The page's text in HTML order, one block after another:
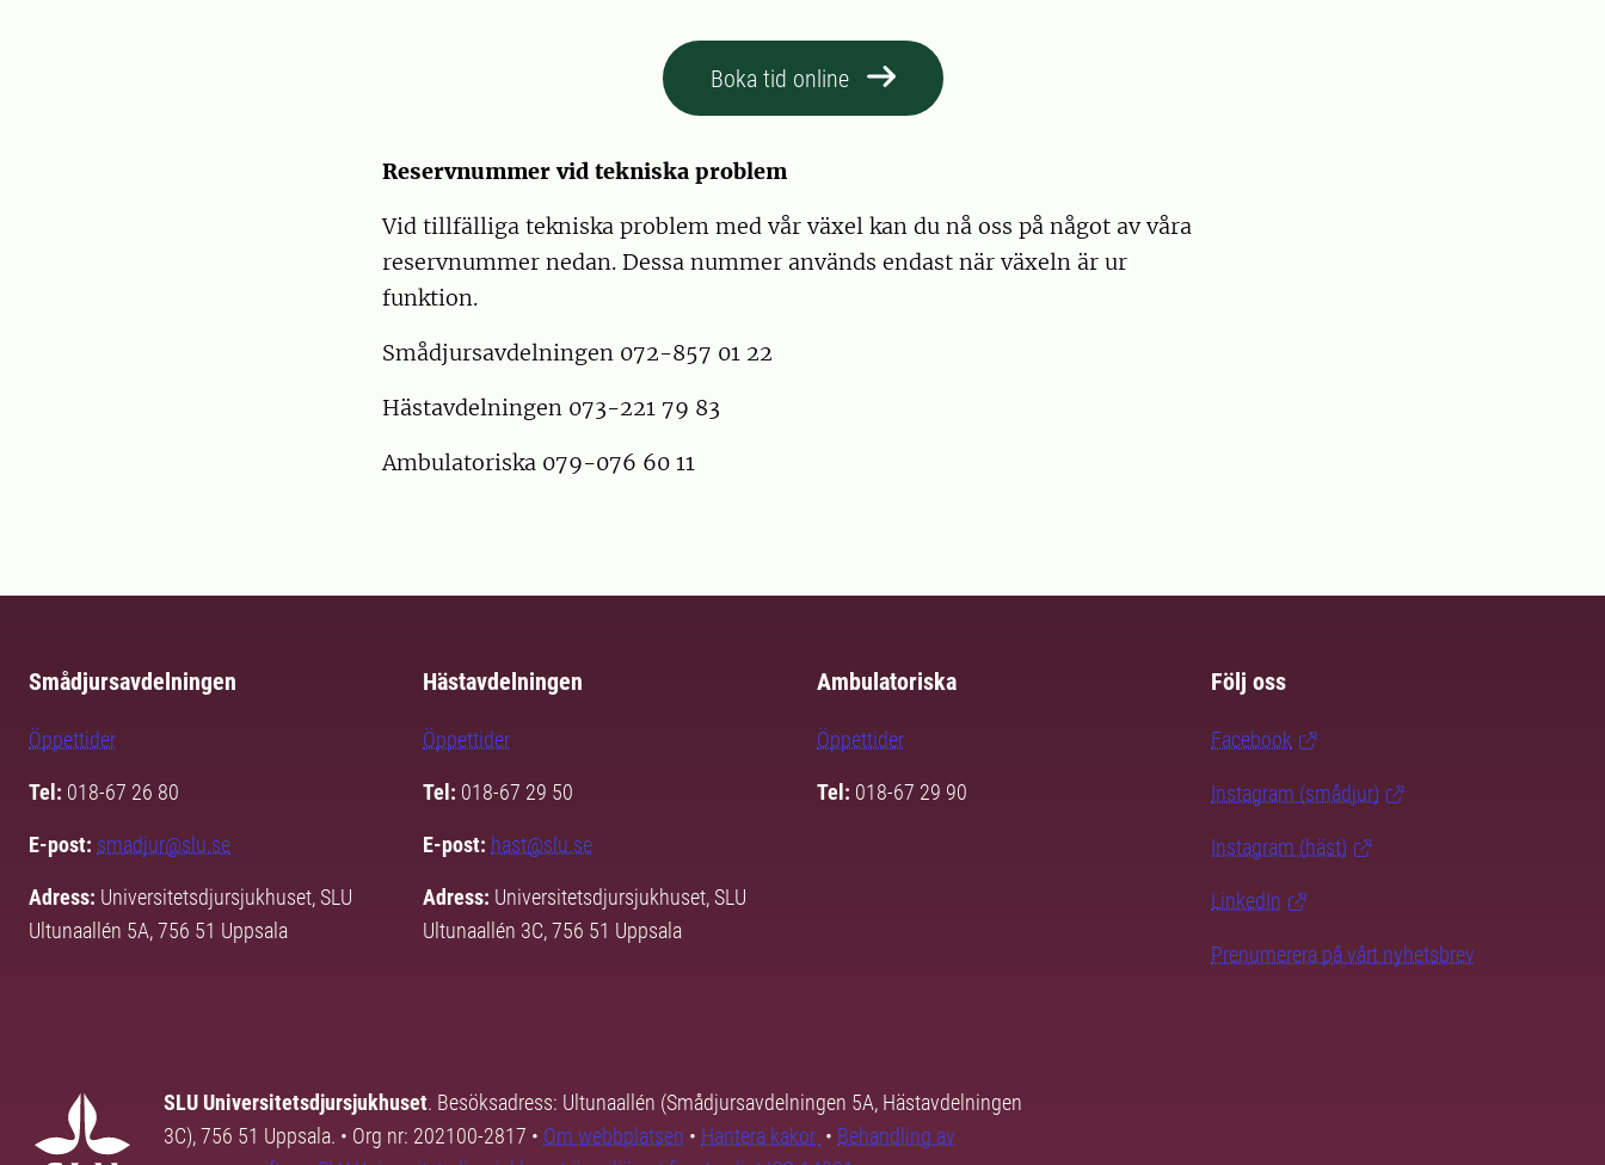
Boka tid online
Reservnummer vid tekniska problem
Vid tillfälliga tekniska problem med vår växel kan du nå oss på något av våra
reservnummer nedan. Dessa nummer används endast när växeln är ur
funktion.
Smådjursavdelningen 072-857 01 22
Hästavdelningen 073-221 79 83
Ambulatoriska 079-076 60 11
Smådjursavdelningen
Öppettider
Tel: 018-67 26 80
E-post: smadjur@slu.se
Adress: Universitetsdjursjukhuset, SLU
Ultunaallén 5A, 756 51 Uppsala
Hästavdelningen
Öppettider
Tel: 018-67 29 50
E-post: hast@slu.se
Adress: Universitetsdjursjukhuset, SLU
Ultunaallén 3C, 756 51 Uppsala
Ambulatoriska
Öppettider
Tel: 018-67 29 90
Följ oss
Facebook
Instagram (smådjur)
Instagram (häst)
LinkedIn
Prenumerera på vårt nyhetsbrev
SLU Universitetsdjursjukhuset. Besöksadress: Ultunaallén (Smådjursavdelningen 5A, Hästavdelningen
3C), 756 51 Uppsala. • Org nr: 202100-2817 • Om webbplatsen • Hantera kakor • Behandling av